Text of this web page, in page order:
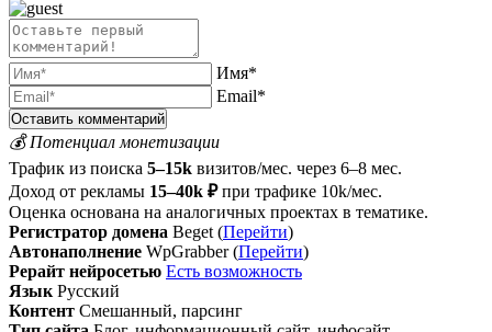
Имя*
Email*
💰 Потенциал монетизации
Трафик из поиска 5–15k визитов/мес. через 6–8 мес.
Доход от рекламы 15–40k ₽ при трафике 10k/мес.
Оценка основана на аналогичных проектах в тематике.
Регистратор домена Beget (Перейти)
Автонаполнение WpGrabber (Перейти)
Рерайт нейросетью Есть возможность
Язык Русский
Контент Смешанный, парсинг